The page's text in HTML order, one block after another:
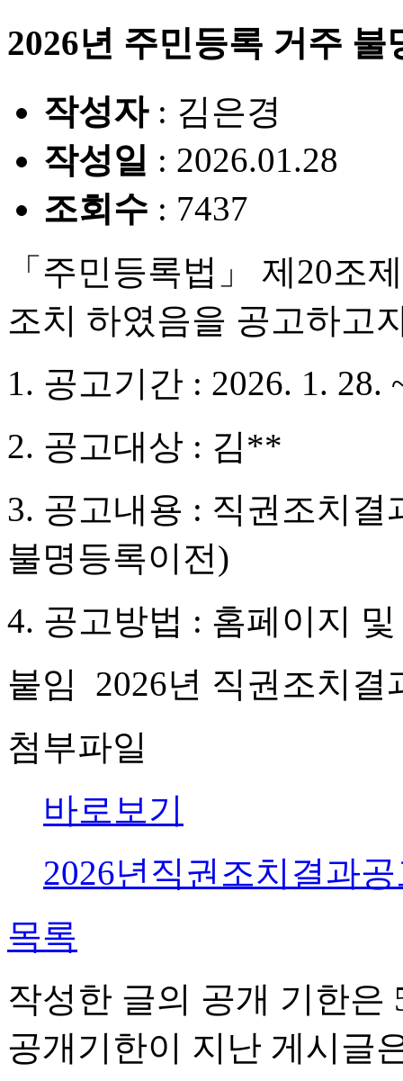
2026년 주민등록 거주 불
작성자: 김은경
작성일 : 2026.01.28
조회수 : 7437
「주민등록법」 제20조
조치 하였음을 공고하고
1. 공고기간 : 2026. 1. 28.
2. 공고대상 : 김**
3. 공고내용 : 직권조치
불명등록이전)
4. 공고방법 : 홈페이지
붙임 2026년 직권조치결
첨부파일
바로보기
2026년직권조치결과
목록
작성한 글의 공개 기한은
공개기한이 지난 게시글